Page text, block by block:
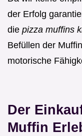
der Erfolg
die pizza muffins
Befüllen der
motorische
Der
Muffin